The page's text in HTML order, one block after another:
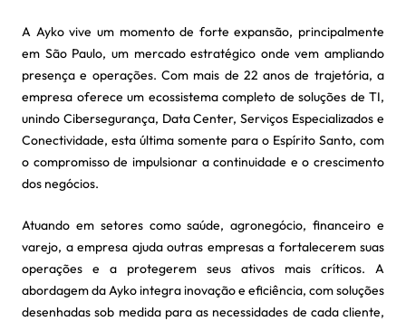
A Ayko vive um momento de forte expansão, principalmente
em São Paulo, um mercado estratégico onde vem ampliando
presença e operações. Com mais de 22 anos de trajetória, a
empresa oferece um ecossistema completo de soluções de TI,
unindo Cibersegurança, Data Center, Serviços Especializados e
Conectividade, esta última somente para o Espírito Santo, com
o compromisso de impulsionar a continuidade e o crescimento
dos negócios.
Atuando em setores como saúde, agronegócio, financeiro e
varejo, a empresa ajuda outras empresas a fortalecerem suas
operações e a protegerem seus ativos mais críticos. A
abordagem da Ayko integra inovação e eficiência, com soluções
desenhadas sob medida para as necessidades de cada cliente,